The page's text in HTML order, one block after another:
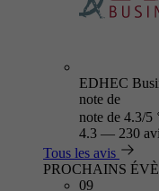
EDHEC
note de
note de 4.3/5
4.3 — 230
Tous les avis
PROCHAINS
09